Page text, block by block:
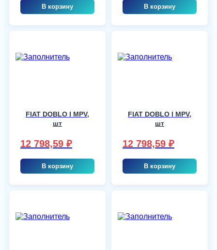
В корзину В корзину
FIAT DOBLO I MPV,
шт
12 798,59 ₽
В корзину
FIAT DOBLO I MPV,
шт
12 798,59 ₽
В корзину